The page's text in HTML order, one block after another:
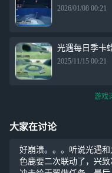
2026/01/08 00:21
光遇每日季卡
2025/11/15 00:21
游戏
大家在讨论
好崩溃。。。听说光遇和
色鹿要二次联动了，兴致